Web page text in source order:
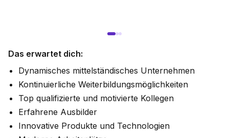
Das erwartet dich:
Dynamisches mittelständisches Unternehmen
Kontinuierliche Weiterbildungsmöglichkeiten
Top qualifizierte und motivierte Kollegen
Erfahrene Ausbilder
Innovative Produkte und Technologien